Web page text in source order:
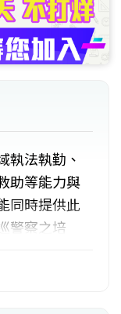
執法執勤、
助等能力與
同時提供此
警察之培
無設立海